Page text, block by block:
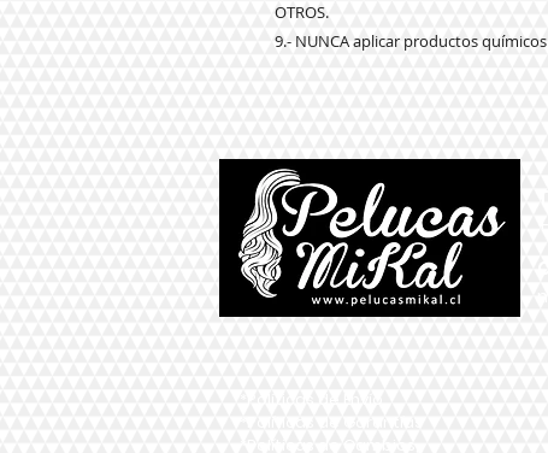
OTROS.
9.- NUNCA aplicar productos